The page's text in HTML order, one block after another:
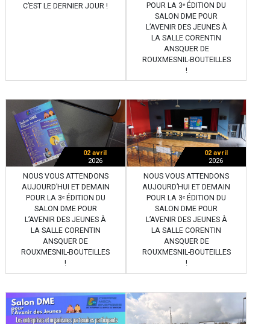
C’EST LE DERNIER JOUR !
POUR LA 3ᵉ ÉDITION DU
SALON DME POUR
L’AVENIR DES JEUNES À
LA SALLE CORENTIN
ANSQUER DE
ROUXMESNIL-BOUTEILLES
!
02 avril
2026
NOUS VOUS ATTENDONS
AUJOURD’HUI ET DEMAIN
POUR LA 3ᵉ ÉDITION DU
SALON DME POUR
L’AVENIR DES JEUNES À
LA SALLE CORENTIN
ANSQUER DE
ROUXMESNIL-BOUTEILLES
!
02 avril
2026
NOUS VOUS ATTENDONS
AUJOURD’HUI ET DEMAIN
POUR LA 3ᵉ ÉDITION DU
SALON DME POUR
L’AVENIR DES JEUNES À
LA SALLE CORENTIN
ANSQUER DE
ROUXMESNIL-BOUTEILLES
!